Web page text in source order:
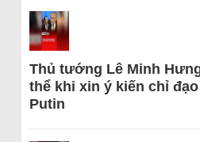
Thủ tướng Lê Minh
thể khi xin ý kiến chỉ
Putin